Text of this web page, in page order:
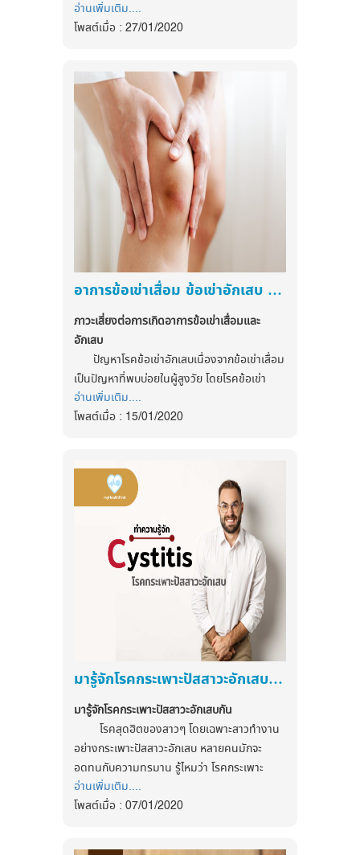
-หมูบดไม่มัน
-ซีอิ้วขาว 1 ช้อนชา
-รากผักชีหั่น, กระเทียม, พริกไทยขาวเม็ด
-น้ำจิ้มสุกี้
วิธีทำ
1.ลวกผักกาดขาวในน้ำเดือด 20 วินาที ตัก
ขึ้นแช่น้ำเย็นทันที
2.โขลกรากผักชี กระเทียม พริกไทยขาวเข้า
ด้วยกัน แล้วคลุกกับหมูบอดและซีอิ้วขาว
3.ตักหมูบดที่ผสมไว้ในข้อ 2. วางบนผักกาด
ขาวที่ลวกไว้ ตามด้วยผักต่างๆ แล้วม้วนผักกาด
4.นำสุกี้โรลนึ่งนาน 10 นาที
เสี่ยงด้านสุขภาพของผู้ป่วยเป็นหลัก
1.ปรับพฤติกรรมการรับประทาน
โภชนาการจะช่วยดูแลและให้คำแนะนำด้าน
การกินอาหารที่ถูกต้อง เช่น ลดอาหาร
ประเภทคาร์โบไฮเดรต หรือดื่มน้ำให้เพียง
พอในแต่ละวัน เพราะน้ำจะช่วยขจัดน้ำตาล
ออกจากร่างกายผ่านทางปัสสาวะและ
ป้องกันภาวะขาดน้ำ
ออกกำลังกายเป็นประจำ
การใช้พลังงาน ทำให้น้ำตาลถูกนำออกมา
ใช้ แต่ผู้ที่มีโรคประจำตัวบางชนิด ควร
ระมัดระวังในการเลือกประเภทของการ
ออกกำลังกาย โดยอาจขอคำแนะนำจาก
แพทย์ก่อน
3.เปลี่ยนชนิดของยาเนื่องจากยา
บางชนิดมีผลต่อระดับน้ำตาลในเลือด เพื่อ
ลดผลข้างเคียงและความเสี่ยงด้านสุขภาพ
4.ควบคุมระดับน้ำตาลให้อยู่ในเกณฑ์
ปกติการตรวจวัดระดับน้ำตาลในเลือดเป็น
สิ่งสำคัญที่ช่วยควบคุมอาการไม่ให้แย่ลง
ติดตามการรักษาได้อย่างมีประสิทธิภาพ
การป้องกันภาวะน้ำตาลในเลือดสูง
ระดับน้ำตาลในเลือดสามารถเปลี่ยนแปลง
ได้ตลอดเวลา การป้องกันที่ดีจึงอยู่ที่ขึ้น
อยู่กับพฤติกรรมการใช้ชีวิตในเรื่องการรับ
ประทานอาหาร ออกกำลังกายอย่าง
สม่ำเสมอ ดูแลสุขภาพร่างกายให้แข็งแรง
รักษาสุขอนามัยพื้นฐาน และตรวจวัดระดับ
น้ำตาลในเลือดเป็นประจำ สำหรับผู้ป่วยที่
เป็นโรคเบาหวานควรรับประทานยาและไป
พบแพทย์อย่างสม่ำเสมอ และหากพบ
ความผิดปกติของระดับน้ำตาลในเลือด
ควรรีบมาพบแพทย์เพื่อขอคำแนะนำในการ
ควบคุมหรือการรักษาเพิ่มเติม
หัวใจวาย ภาวะไตวายเรื้อรัง หลอดเลือด
สมองตีบหรือแตกเกิดอัมพฤกษ์ อัมพาต
ระยะแรกๆ สามารถควบคุมความดันโลหิต
ที่สูงให้กลับมาสู่ระดับปกติได้ ก็จะช่วยลด
ภาวะแทรกซ้อนที่รุนแรงได้
สาเหตุของโรคความดันโลหิตสูง
มากกว่าร้อยละ 90 ไม่มีสาเหตุ มี
เพียงส่วนน้อยที่มีสาเหตุ เช่น โรคของต่อม
ไร้ท่อบางชนิด โรคไต โรคของหลอดเลือด
บางประเภท ที่ทำให้ความดันโลหิตสูงได้
ปัจจัยที่ส่งเสริมให้มีความดันโลหิตสูง มี
หลายปัจจัย เช่น อายุ เพศ พันธุกรรม เชื้อ
ชาติ ภาวะน้ำหนักตัวเกินหรือโรคอ้วน และ
ความดันโลหิตเท่าไหร่ดี?
ปัจจุบัน ค่าความดันโลหิตที่ยอมรับ
ได้ในผู้ที่อายุตั้งแต่ 60 ปี ขึ้นไป ควรต่ำกว่า
150/90 มิลลิเมตรปรอท ถ้าอายุน้อยกว่า
60 ปี หรือเป็นเบาหวาน หรือมีภาวะไตเสื่อม
แนวทางการรักษาความดันโลหิตสูง
จากการการศึกษาที่ผ่านมา ได้ข้อ
สรุปชัดเจนแล้วว่าการให้ยาลดความดัน
โลหิตให้อยู่ในเกณฑ์มาตรฐาน สามารถลด
ภาวะแทรกซ้อนที่เกิดจากความดันโลหิตสูง
ได้ นอกจากการรับประทานยาแล้ว ผู้ป่วย
ความดันโลหิตสูงทุกรายควรจะได้มีการ
ปรับเปลี่ยนพฤติกรรมหรือการรักษาความ
ดันโลหิตสูงโดยไม่ต้องใช้ยาร่วมด้วย ดังนี้
ออกกำลังกายแบบแอโรบิก หมาย
ถึงการออกกำลังกาย ที่มีการ
อย่างน้อย วันละ 15-30 นาที 3-6
หนักให้อยู่ในเกณฑ์ปกติ
ลดปริมาณแอลกอฮอล์ให้อยู่ใน
งดบุหรี่
นักวิจัยมากมายยืนยันว่า ขนาดของเอวมีความ
สำคัญต่อร่างกายมากกว่าขนาดต้นแขน ต้นขา
เสี่ยงโรคอันตรายหลายอย่าง ทั้งโรคอ้วน ไขมัน
พอกตับ ไขมันอุดตันเส้นเลือด ไขมันในเลือดสูง
Dr. Osama Hamdy แพทย์อำนว
ยการคลินิคปัญหาน้ำหนัก ที่ Joslin Diabetes
Center ของมหาวิทยาลัยฮาร์วาร์ด กล่าวว่า
“เมื่อเอวของคุณขยายใหญ่ขึ้น ความเสี่ยงของ
โรคหัวใจ และหลอดเลือดก็เพิ่มมากขึ้นไปด้วย”
ซึ่งเป็นส่วนของไขมันที่ไม่เหมือนกับการวัดไขมัน
บริเวณต้นขา หรือสะโพก
วิธีวัดเอว หาความเสี่ยงโรค
หัวใจ และหลอดเลือด
วิธีวัดเอวที่ถูกต้อง จะต้องวัดทั้งเอว
และวัดอัตราส่วนของเอวถึงสะโพก การวัดเอว
คือ หายใจออกให้สุดท้อง พันสายวัดรอบเอวโดย
ไม่สวมเสื้อผ้า บริเวณเหนือกระดูกสะโพกที่พบได้
ใกล้ๆ เอวทั้งด้านขวา และด้านซ้าย รีบวัดค่าเอว
ก่อนที่จะหายใจเข้า ส่วนการวัดอัตราส่วนของเอว
แล้วนำค่าที่ได้มาหารกับขนาดของเอวที่วัดไป
ก่อนหน้านี้
ขนาดเอวที่มีความเสี่ยงต่อ
โรคหัวใจ และหลอดเลือด
ผู้หญิง ที่มีขนาดเอวมากกว่า 35 นิ้วขึ้น
ไป และอัตราส่วนของเอวถึงสะโพก มากกว่า 0.9
ผู้ชาย ที่มีขนาดเอวมากกว่า 40 นิ้วขึ้น
ไป และอัตราส่วนของเอวถึงสะโพก มากกว่า 1.0
ขึ้นไป
วิธีลดเอวให้ได้ผล
หากคุณลดขนาดของเอวได้ นั่นหมายถึง คุณ
ช่วยลดความเสี่ยงของการเป็นโรคหัวใจ และ
หลอดเลือดได้ด้วย
อ่านเพิ่มเติม....
โพสต์เมื่อ : 27/01/2020
อาการข้อเข่าเสื่อม ข้อเข่าอักเสบ รักษาให้ดีขึ้นได้กว่าที่คุณคิด
ภาวะเสี่ยงต่อการเกิดอาการข้อเข่าเสื่อมและ
อักเสบ
ปัญหาโรคข้อเข่าอักเสบเนื่องจากข้อเข่าเสื่อม
เป็นปัญหาที่พบบ่อยในผู้สูงวัย โดยโรคข้อเข่า
เสื่อมเป็นภาวะที่ข้อเข่าเกิดการเสื่อมสภาพของผิว
ข้อและโครงสร้างต่างๆ ของข้อที่ทำให้เกิดอาการ
ปัจจัยสำคัญพื้นฐานที่นำไปสู่อาการข้อเข่าอักเสบ
และข้อเข่าเสื่อม
1. ข้อเข่าอักเสบและข้อเข่าเสื่อมเกิดจาก
พฤติกรรมการใช้งานข้อเข่าที่ไม่ถูกต้อง เช่น ใช้
งานข้อเข่าอย่างหนักและต่อเนื่อง
2.น้ำหนักตัวที่ไม่เหมาะสม ยิ่งน้ำหนักตัวมาก
3.โครงสร้างพยุงข้อเข่า เช่น กล้ามเนื้อ เส้น
เอ็น เสียสภาพไป ซึ่งอาจเป็นได้จากการขาดการ
อาการของโรคข้อเข่าเสื่อมและข้อเข่าอักเสบ
- ปวดเข่า เมื่อมีการเคลื่อนไหว
- ลุกนั่งหรือเดินขึ้นลง บันไดไม่คล่อง
- มีเสียงดังในข้อเวลาเคลื่อนไหว
- ข้อเข่าบวม ข้อเข่าอักเสบ
วิธีรักษาโรคข้อเข่าเสื่อมอาการข้อเข่าอักเสบ
1. เปลี่ยนแปลงพฤติกรรมของผู้ป่วย เช่น
ยกของหนัก
อ่านเพิ่มเติม....
โพสต์เมื่อ : 15/01/2020
มารู้จักโรคกระเพาะปัสสาวะอักเสบกัน
มารู้จักโรคกระเพาะปัสสาวะอักเสบกัน
โรคสุดฮิตของสาวๆ โดยเฉพาะสาวทำงาน
อย่างกระเพาะปัสสาวะอักเสบ หลายคนมักจะ
อดทนกับความทรมาน รู้ไหมว่า โรคกระเพาะ
ปัสสาวะอักเสบอาจเป็นสาเหตุของการติดเชื้ออื่นๆ
ตามมา การติดเชื้อในระบบทางเดินปัสสาวะ เกิด
อ่านเพิ่มเติม....
โพสต์เมื่อ : 07/01/2020